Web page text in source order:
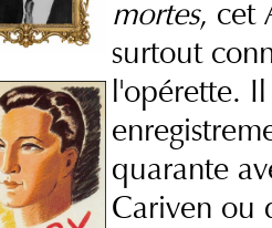
mortes, cet
surtout
l'opérette.
quarante
Cariven ou